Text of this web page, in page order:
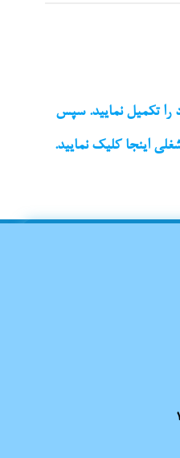
تکمیل نمایید. سپس
اینجا کلیک نمایید.